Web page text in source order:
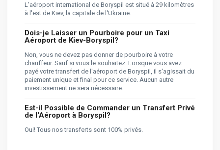
L'aéroport international de Boryspil est situé à 29 kilomètres
à l'est de Kiev, la capitale de l'Ukraine.
Dois-je Laisser un Pourboire pour un Taxi
Aéroport de Kiev-Boryspil?
Non, vous ne devez pas donner de pourboire à votre
chauffeur. Sauf si vous le souhaitez. Lorsque vous avez
payé votre transfert de l'aéroport de Boryspil, il s'agissait du
paiement unique et final pour ce service. Aucun autre
investissement ne sera nécessaire.
Est-il Possible de Commander un Transfert Privé
de l'Aéroport à Boryspil?
Oui! Tous nos transferts sont 100% privés.